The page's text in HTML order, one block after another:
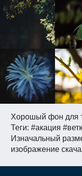
Хорошый фон для
Теги: #акация
Изначальный
изображение